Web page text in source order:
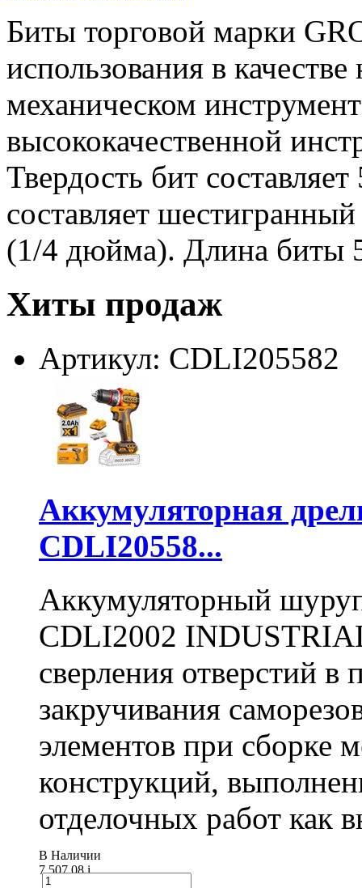
Биты торговой марки
использования в
механическом
высококачественной
Твердость бит
составляет
(1/4 дюйма). Длина биты
Хиты продаж
Артикул: CDLI205582
Аккумуляторная
CDLI20558...
Аккумуляторный
CDLI2002
сверления отверстий в
закручивания
элементов при сборке
конструкций,
отделочных работ как
В Наличии
7 507.08i